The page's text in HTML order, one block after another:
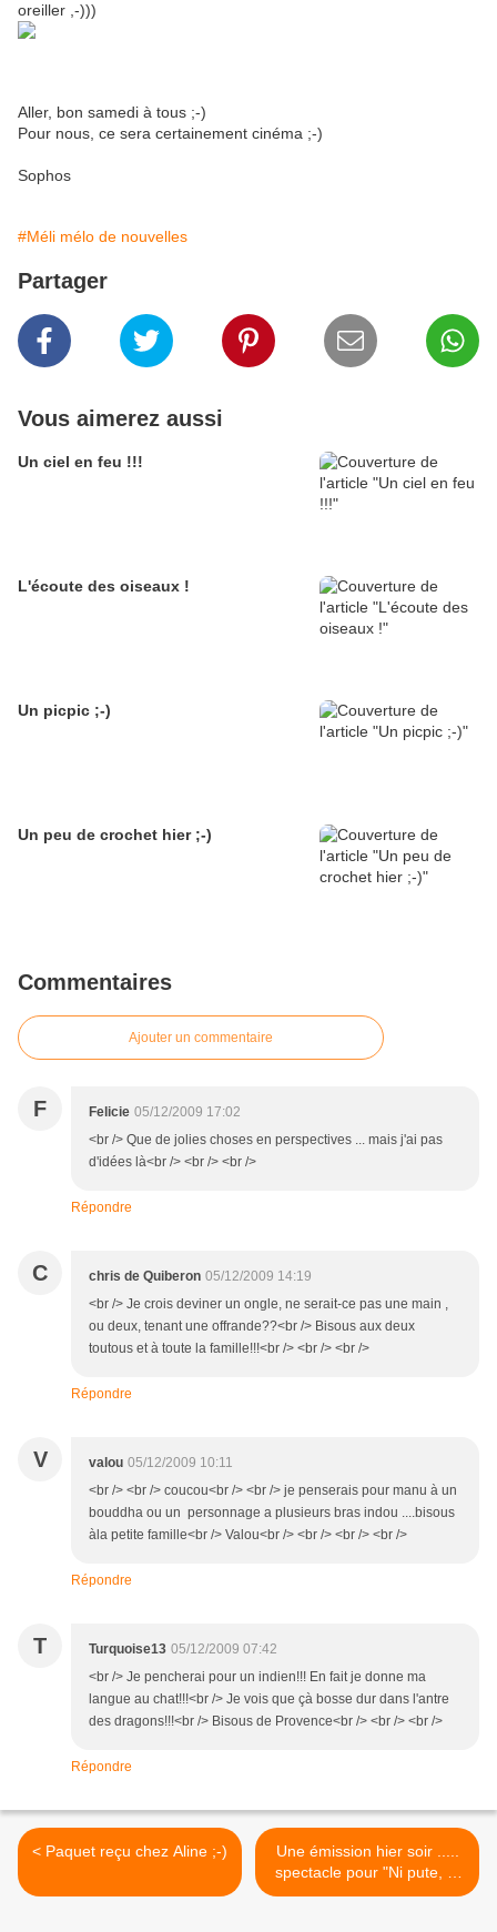
oreiller ,-)))
Aller, bon samedi à tous ;-)
Pour nous, ce sera certainement cinéma ;-)
Sophos
#Méli mélo de nouvelles
Partager
Vous aimerez aussi
Un ciel en feu !!!
L'écoute des oiseaux !
Un picpic ;-)
Un peu de crochet hier ;-)
Commentaires
Ajouter un commentaire
F Felicie 05/12/2009 17:02
<br /> Que de jolies choses en perspectives ... mais j'ai pas
d'idées là<br /> <br /> <br />
Répondre
C chris de Quiberon 05/12/2009 14:19
<br /> Je crois deviner un ongle, ne serait-ce pas une main ,
ou deux, tenant une offrande??<br /> Bisous aux deux
toutous et à toute la famille!!!<br /> <br /> <br />
Répondre
V valou 05/12/2009 10:11
<br /> <br /> coucou<br /> <br /> je penserais pour manu à un
bouddha ou un personnage a plusieurs bras indou ....bisous
àla petite famille<br /> Valou<br /> <br /> <br /> <br />
Répondre
T Turquoise13 05/12/2009 07:42
<br /> Je pencherai pour un indien!!! En fait je donne ma
langue au chat!!!<br /> Je vois que çà bosse dur dans l'antre
des dragons!!!<br /> Bisous de Provence<br /> <br /> <br />
Répondre
< Paquet reçu chez Aline ;-)
Une émission hier soir .....
spectacle pour "Ni pute, ni
soumise" >